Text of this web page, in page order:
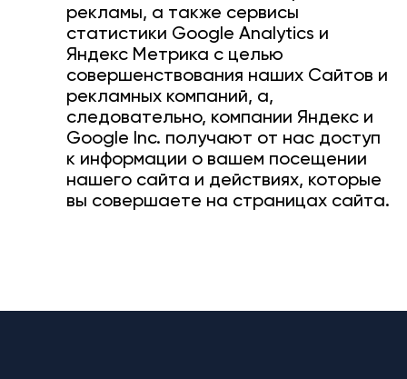
рекламы, а также сервисы
статистики Google Analytics и
Яндекс Метрика с целью
совершенствования наших Сайтов и
рекламных компаний, а,
следовательно, компании Яндекс и
Google Inc. получают от нас доступ
к информации о вашем посещении
нашего сайта и действиях, которые
вы совершаете на страницах сайта.